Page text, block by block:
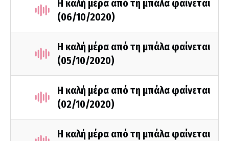
Η καλή μέρα από τη μπάλα φαίνεται
(06/10/2020)
Η καλή μέρα από τη μπάλα φαίνεται
(05/10/2020)
Η καλή μέρα από τη μπάλα φαίνεται
(02/10/2020)
Η καλή μέρα από τη μπάλα φαίνεται